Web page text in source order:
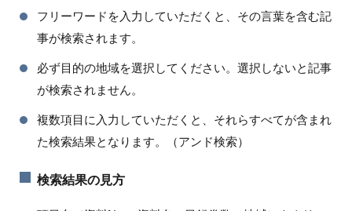
フリーワードを入力していただくと、その言葉を含む記
事が検索されます。
必ず目的の地域を選択してください。選択しないと記事
が検索されません。
複数項目に入力していただくと、それらすべてが含まれ
た検索結果となります。（アンド検索）
検索結果の見方